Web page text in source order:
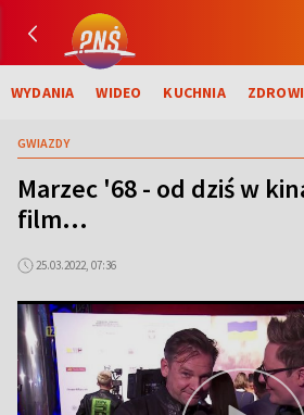
WYDANIA WIDEO KUCHNIA
GWIAZDY
Marzec '68 - od dziś w
film...
25.03.2022, 07:36